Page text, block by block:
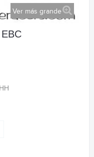
Ver más grande